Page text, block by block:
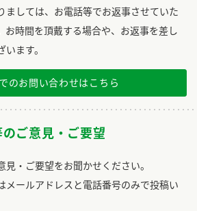
ましては、お電話等でお返事させていた
お時間を頂戴する場合や、お返事を差し
ます。
のお問い合わせはこちら
ご意見・ご要望
・ご要望をお聞かせください。
メールアドレスと電話番号のみで投稿い